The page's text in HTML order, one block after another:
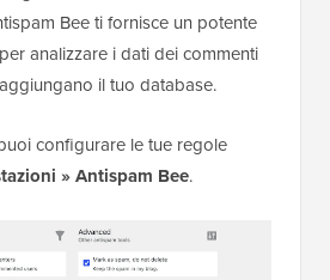
e aver effettuato l'accesso